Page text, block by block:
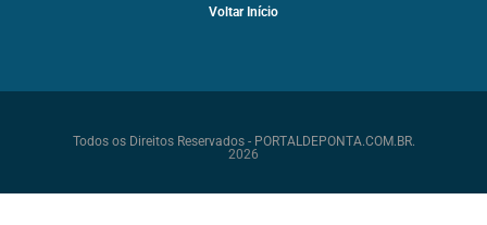
Voltar Início
Todos os Direitos Reservados - PORTALDEPONTA.COM.BR.
2026